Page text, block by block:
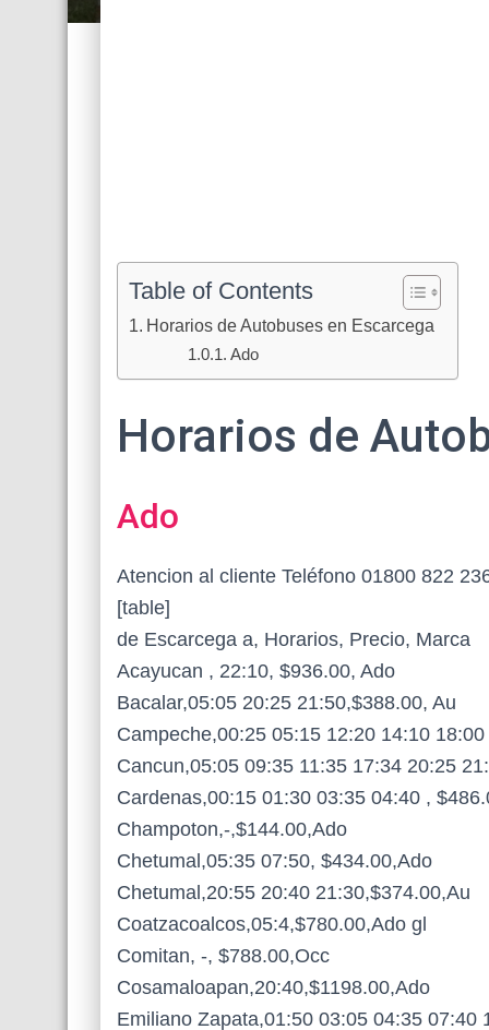
Table of Contents
Horarios de Autobuses en Escarcega
Ado
Horarios de
Ado
Atencion al cliente Teléfono 01800 822
[table]
de Escarcega a, Horarios, Precio, Marca
Acayucan , 22:10, $936.00, Ado
Bacalar,05:05 20:25 21:50,$388.00, Au
Campeche,00:25 05:15 12:20 14:10
Cancun,05:05 09:35 11:35 17:34 20:25
Cardenas,00:15 01:30 03:35 04:40 ,
Champoton,-,$144.00,Ado
Chetumal,05:35 07:50, $434.00,Ado
Chetumal,20:55 20:40 21:30,$374.00,Au
Coatzacoalcos,05:4,$780.00,Ado gl
Comitan, -, $788.00,Occ
Cosamaloapan,20:40,$1198.00,Ado
Emiliano Zapata,01:50 03:05 04:35 07:40